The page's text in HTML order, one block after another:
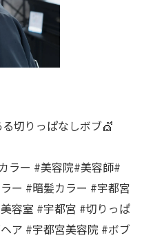
切りっぱなしボブ💇
ラー #美容院#美容師#
ー #暗髪カラー #宇都宮
容室 #宇都宮 #切りっぱ
ア #宇都宮美容院 #ボブ